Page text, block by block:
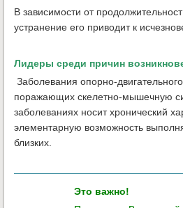
В зависимости от
устранение его приводит к
Лидеры среди причин
Заболевания опорно-
поражающих скелетно-мышечную
заболеваниях носит хронический
элементарную возможность
близких.
Это важно!